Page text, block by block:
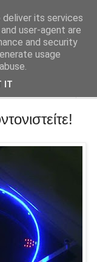
its services
user-agent are
and security
usage
IT